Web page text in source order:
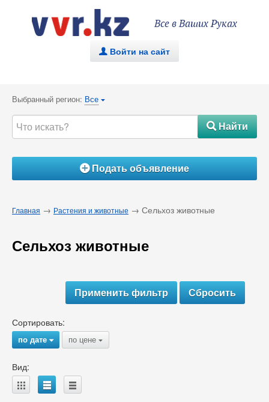
Все в Ваших Руках
. Войти на сайт
Выбранный регион: Все {
#Найти
ÁПодать объявление
Главная → Растения и животные → Сельхоз животные
Сельхоз животные
Сортировать:
по дате{ по цене {
Вид:
A B C